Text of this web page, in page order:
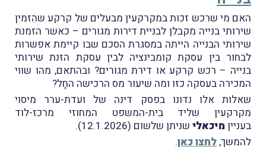
האם מי שרכש זכות במקרקעין מבעלים של קרקע שהִזמין
שירותי בנייה מקבלן לבניית דירות מגורים – כאשר הזמנת
שירותי הבנייה הייתה במסגרת הסכם שבו קיימת אפשרות
לבחור בין עסקת קומבינציה לבין עסקת הזנת שירותי
בנייה – רכש קרקע או דירת מגורים? ובהתאם, מהו שווי
המכירה בעסקה כזו ומה שיעור מס הרכישה החָל?
שאלות אלו נדונו בפסק דינה של ועדת-ערר מיסוי
מקרקעין שליד בית-המשפט המחוזי מרכז-לוד
בענייןמיכאלי שניתן שלשום (12.1.2026).
להמשך,לחצו כאן.